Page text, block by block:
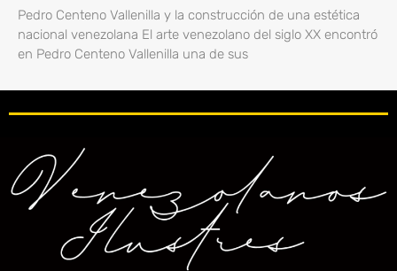
Pedro Centeno Vallenilla y la construcción de una estética
nacional venezolana El arte venezolano del siglo XX encontró
en Pedro Centeno Vallenilla una de sus